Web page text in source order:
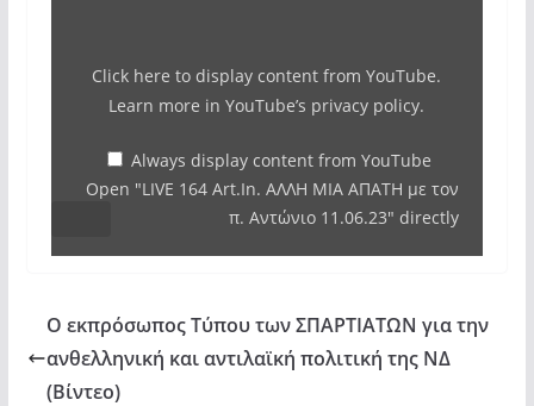
ΑΛΛΗ
ΑΠΑΤΗ
με
τον
π.
11.06.23"
from
Click here to display content from YouTube.
Learn more inYouTube’s privacy policy.
Always display content from YouTube
Open "LIVE 164 Art.In. ΑΛΛΗ ΜΙΑ ΑΠΑΤΗ με τον
π. Αντώνιο 11.06.23" directly
Ο εκπρόσωπος Τύπου των ΣΠΑΡΤΙΑΤΩΝ για την
ανθελληνική και αντιλαϊκή πολιτική της ΝΔ
(Βίντεο)